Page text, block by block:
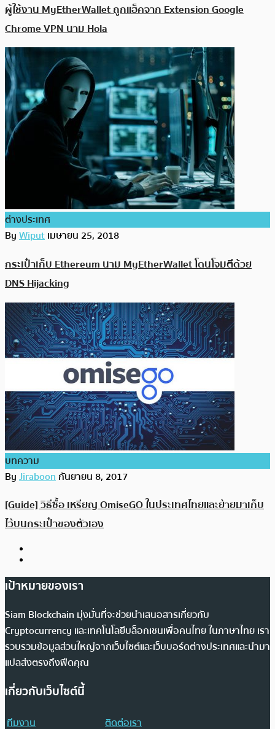
ผู้ใช้งาน MyEtherWallet ถูกแฮ็คจาก Extension Google
Chrome VPN นาม Hola
ต่างประเทศ
ByWiputเมษายน 25, 2018
กระเป๋าเก็บ Ethereum นาม MyEtherWallet โดนโจมตีด้วย
DNS Hijacking
บทความ
ByJiraboonกันยายน 8, 2017
[Guide] วิธีซื้อ เหรียญ OmiseGO ในประเทศไทยและย้ายมาเก็บ
ไว้บนกระเป๋าของตัวเอง
เป้าหมายของเรา
Siam Blockchain มุ่งมั่นที่จะช่วยนำเสนอสารเกี่ยวกับ
Cryptocurrency และเทคโนโลยีบล็อกเชนเพื่อคนไทย ในภาษาไทย เรา
รวบรวมข้อมูลส่วนใหญ่จากเว็บไซต์และเว็บบอร์ดต่างประเทศและนำมา
แปลส่งตรงถึงฟีดคุณ
เกี่ยวกับเว็บไซต์นี้
ทีมงาน ติดต่อเรา